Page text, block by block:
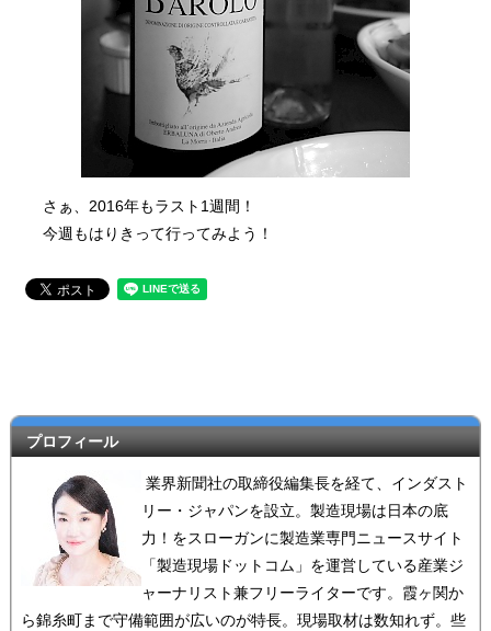
さぁ、2016年もラスト1週間！
今週もはりきって行ってみよう！
プロフィール
業界新聞社の取締役編集長を経て、インダスト
リー・ジャパンを設立。製造現場は日本の底
力！をスローガンに製造業専門ニュースサイト
「製造現場ドットコム」を運営している産業ジ
ャーナリスト兼フリーライターです。霞ヶ関か
ら錦糸町まで守備範囲が広いのが特長。現場取材は数知れず。些